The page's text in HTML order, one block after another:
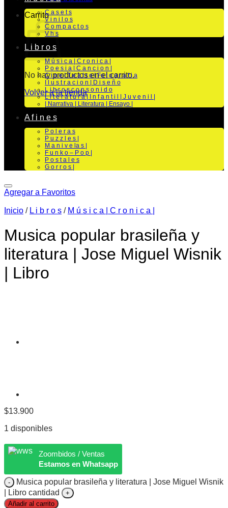
Carrito
No hay productos en el carrito.
Volver a la tienda
C a s e t s
V i n i l o s
C o m p a c t o s
V h s
L i b r o s
M ú s i c a | C r o n i c a |
P o e s i a | C a n c i o n |
C i n e | T e a t r o | Fo t o g r a f i a
I l u s t r a c i o n | D i s e ñ o
L i b r o s c o n s o n i d o
L i t e r a t u r a | I n f a n t i l | J u v e n i l |
| Narrativa | Literatura | Ensayo |
A f i n e s
P o l e r a s
P u z z l e s |
M a n i v e la s |
F u n k o – P o p |
P o s t a l e s
G o r r o s |
Agregar a Favoritos
Inicio / L i b r o s / M ú s i c a | C r o n i c a |
Musica popular brasileña y
literatura | Jose Miguel Wisnik
| Libro
$13.900
1 disponibles
Zoombidos / Ventas
Estamos en Whatsapp
Musica popular brasileña y literatura | Jose Miguel Wisnik
| Libro cantidad
Añadir al carrito